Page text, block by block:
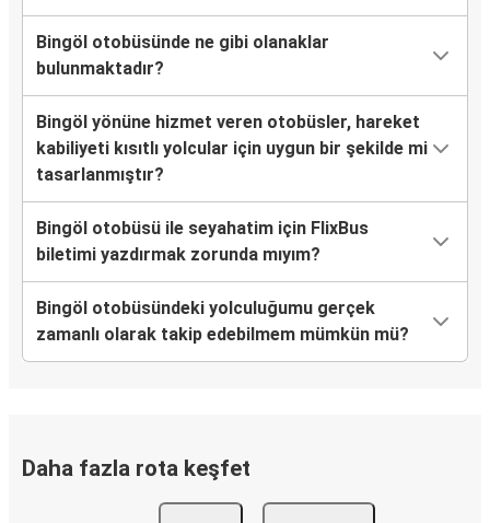
Akçay
Akçaabat
Bingöl
Elazığ
Bingöl
Trabzon
Bingöl otobüsünde ne gibi olanaklar
bulunmaktadır?
Bingöl yönüne hizmet veren otobüsler, hareket
kabiliyeti kısıtlı yolcular için uygun bir şekilde mi
tasarlanmıştır?
Bingöl otobüsü ile seyahatim için FlixBus
biletimi yazdırmak zorunda mıyım?
Bingöl otobüsündeki yolculuğumu gerçek
zamanlı olarak takip edebilmem mümkün mü?
Daha fazla rota keşfet